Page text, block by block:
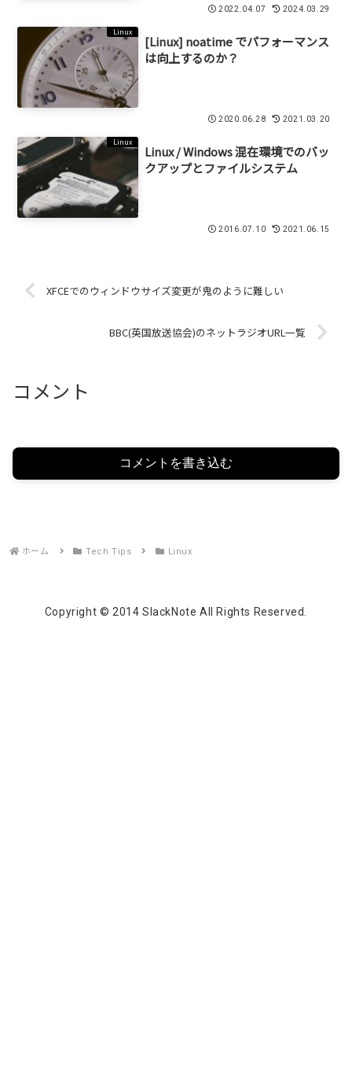
2022.04.07 2024.03.29
Linux
[Linux] noatime でパフォーマンス
は向上するのか？
2020.06.28 2021.03.20
Linux
Linux / Windows 混在環境でのバッ
クアップとファイルシステム
2016.07.10 2021.06.15
XFCEでのウィンドウサイズ変更が鬼のように難しい
BBC(英国放送協会)のネットラジオURL一覧
コメント
コメントを書き込む
ホーム Tech Tips Linux
Copyright © 2014 SlackNote All Rights Reserved.